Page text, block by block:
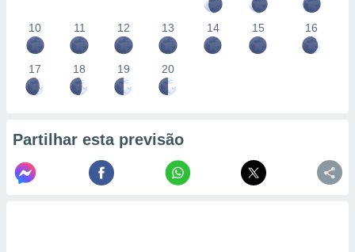
10 11 12 13 14 15 16
17 18 19 20
Partilhar esta previsão